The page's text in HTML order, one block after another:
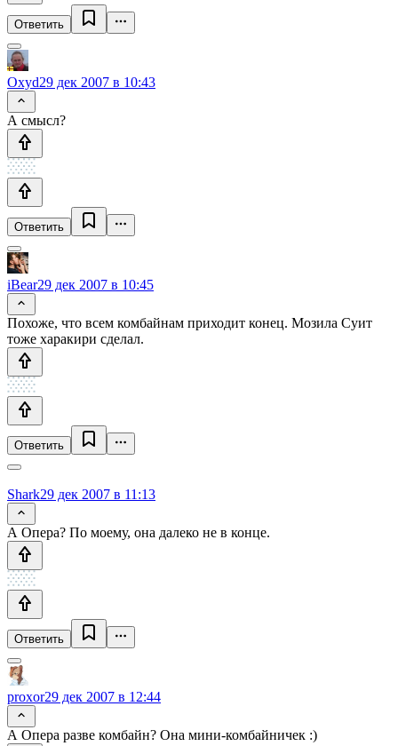
Ответить
Oxyd29 дек 2007 в 10:43
А смысл?
Ответить
iBear29 дек 2007 в 10:45
Похоже, что всем комбайнам приходит конец. Мозила Суит
тоже харакири сделал.
Ответить
Shark29 дек 2007 в 11:13
А Опера? По моему, она далеко не в конце.
Ответить
proxor29 дек 2007 в 12:44
А Опера разве комбайн? Она мини-комбайничек :)